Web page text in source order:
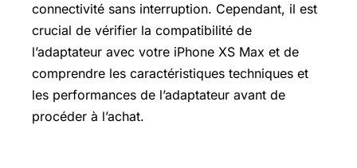
connectivité sans interruption. Cependant, il est
crucial de vérifier la compatibilité de
l’adaptateur avec votre iPhone XS Max et de
comprendre les caractéristiques techniques et
les performances de l’adaptateur avant de
procéder à l’achat.